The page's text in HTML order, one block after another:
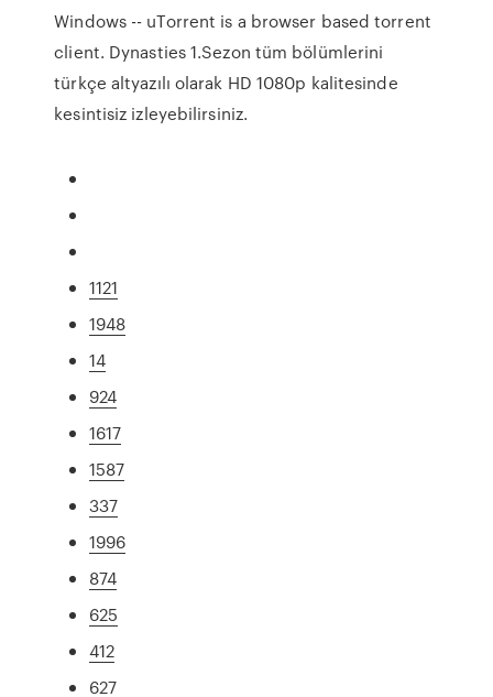
Windows -- uTorrent is a browser based torrent
client. Dynasties 1.Sezon tüm bölümlerini
türkçe altyazılı olarak HD 1080p kalitesinde
kesintisiz izleyebilirsiniz.
1121
1948
14
924
1617
1587
337
1996
874
625
412
627